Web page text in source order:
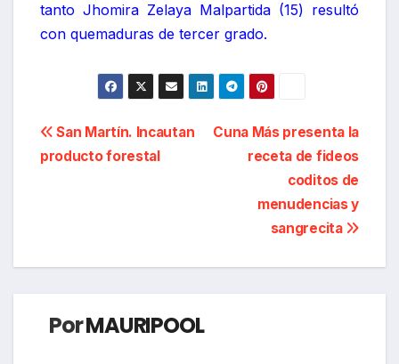
tanto Jhomira Zelaya Malpartida (15) resultó
con quemaduras de tercer grado.
Navegación
de
Cuna Más presenta la
receta de fideos
coditos de
menudencias y
sangrecita
San Martín. Incautan
producto forestal
PorMAURIPOOL